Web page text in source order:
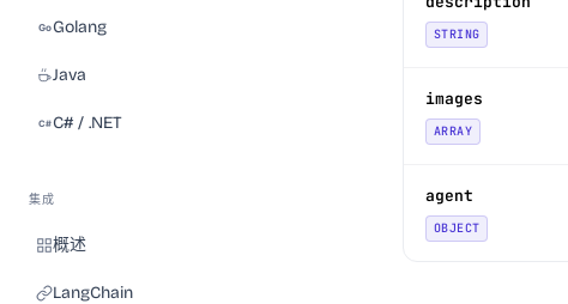
Golang
Java
C# / .NET
集成
概述
LangChain
STRING
images
ARRAY
agent
OBJECT